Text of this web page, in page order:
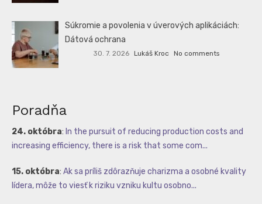
Súkromie a povolenia v úverových aplikáciách:
Dátová ochrana
30. 7. 2026 Lukáš Kroc No comments
Poradňa
24. októbra: In the pursuit of reducing production costs and
increasing efficiency, there is a risk that some com...
15. októbra: Ak sa príliš zdôrazňuje charizma a osobné kvality
lídera, môže to viesť k riziku vzniku kultu osobno...